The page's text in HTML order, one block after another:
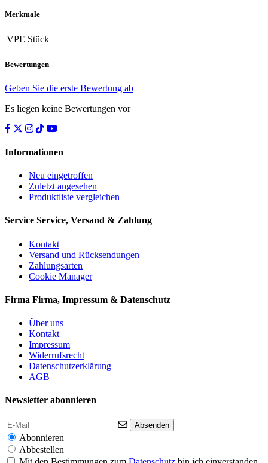
Merkmale
VPE Stück
Bewertungen
Geben Sie die erste Bewertung ab
Es liegen keine Bewertungen vor
Informationen
Neu eingetroffen
Zuletzt angesehen
Produktliste vergleichen
Service Service, Versand & Zahlung
Kontakt
Versand und Rücksendungen
Zahlungsarten
Cookie Manager
Firma Firma, Impressum & Datenschutz
Über uns
Kontakt
Impressum
Widerrufsrecht
Datenschutzerklärung
AGB
Newsletter abonnieren
Absenden
Abonnieren
Abbestellen